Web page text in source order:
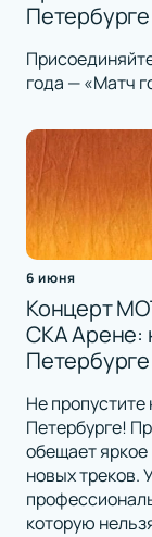
Петербурге
года — «Матч
6 июня
Концерт
СКА Арене:
Петербурге
Не
Петербурге!
обещает
новых треков.
которую